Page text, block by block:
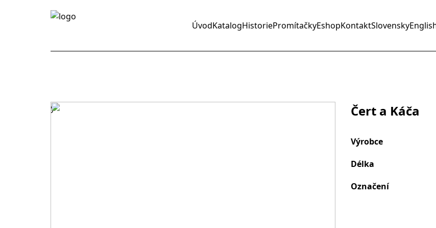
ÚvodKatalogHistoriePromítačkyEshopKontaktSlovensky
y Čert a Káča
Výrobce
Délka
Označení